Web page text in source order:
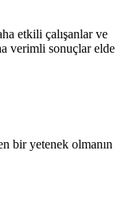
etkili çalışanlar ve
verimli sonuçlar elde
bir yetenek olmanın